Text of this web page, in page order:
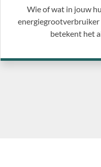
Wie of wat in jouw
energiegrootverbruiker
betekent het